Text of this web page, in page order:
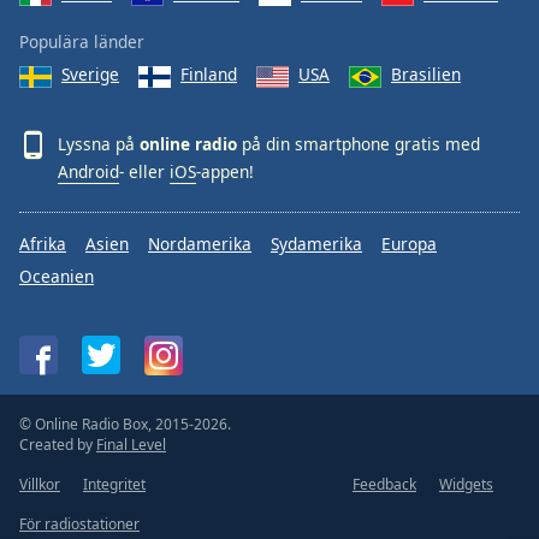
Populära länder
Sverige
Finland USA Brasilien
Lyssna på online radio på din smartphone gratis med
Android- eller iOS-appen!
Afrika Asien Nordamerika Sydamerika
Europa
Oceanien
© Online Radio Box, 2015-2026.
Created by Final Level
Villkor
Integritet Feedback
Widgets
För radiostationer